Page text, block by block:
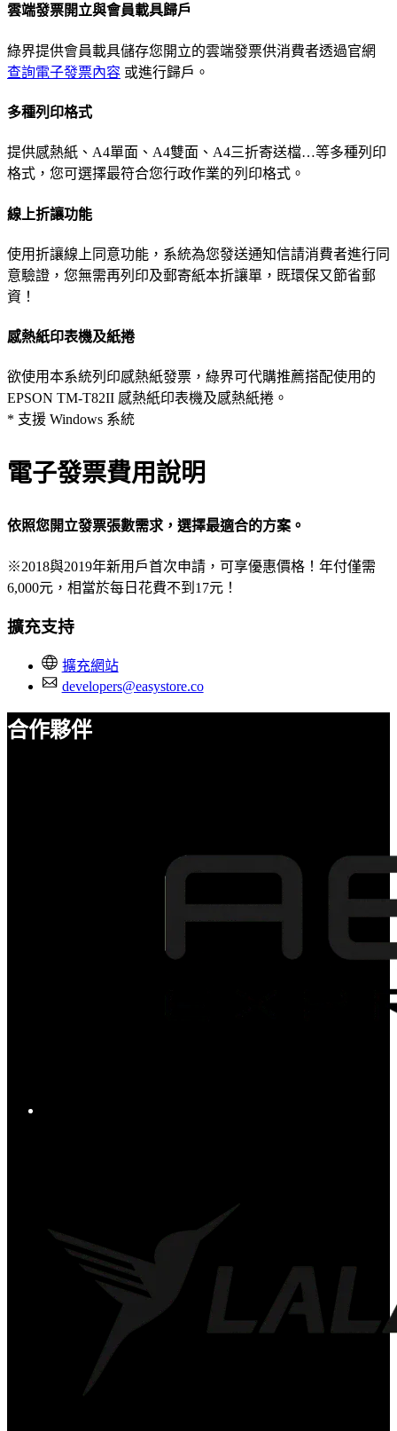
雲端發票開立與會員載具歸戶
綠界提供會員載具儲存您開立的雲端發票供消費者透過官網
查詢電子發票內容 或進行歸戶。
多種列印格式
提供感熱紙、A4單面、A4雙面、A4三折寄送檔…等多種列印
格式，您可選擇最符合您行政作業的列印格式。
線上折讓功能
使用折讓線上同意功能，系統為您發送通知信請消費者進行同
意驗證，您無需再列印及郵寄紙本折讓單，既環保又節省郵
資！
感熱紙印表機及紙捲
欲使用本系統列印感熱紙發票，綠界可代購推薦搭配使用的
EPSON TM-T82II 感熱紙印表機及感熱紙捲。
* 支援 Windows 系統
電子發票費用說明
依照您開立發票張數需求，選擇最適合的方案。
※2018與2019年新用戶首次申請，可享優惠價格！年付僅需
6,000元，相當於每日花費不到17元！
擴充支持
擴充網站
developers@easystore.co
合作夥伴